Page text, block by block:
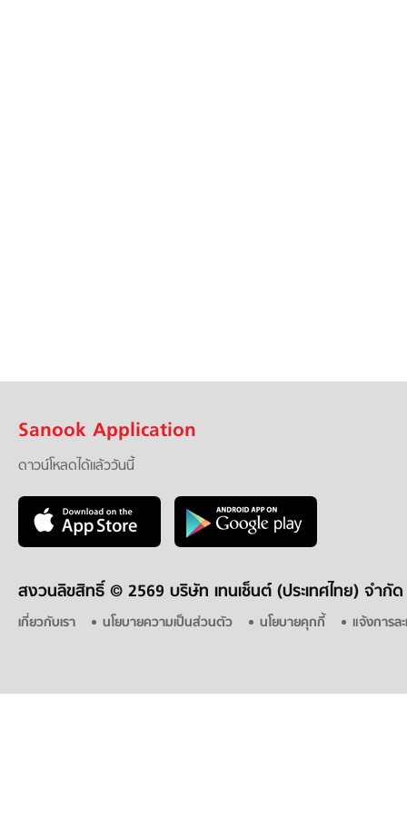
Sanook Application
ดาวน์โหลดได้แล้ววันนี้
สงวนลิขสิทธิ์ © 2569 บริษัท เทนเซ็นต์ (ประเทศไทย) จำกัด
เกี่ยวกับเรา นโยบายความเป็นส่วนตัว นโยบายคุกกี้ แจ้งการล